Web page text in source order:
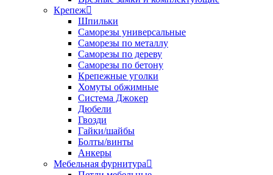
Крепеж
Шпильки
Саморезы универсальные
Саморезы по металлу
Саморезы по дереву
Саморезы по бетону
Крепежные уголки
Хомуты обжимные
Система Джокер
Дюбели
Гвозди
Гайки/шайбы
Болты/винты
Анкеры
Мебельная фурнитура